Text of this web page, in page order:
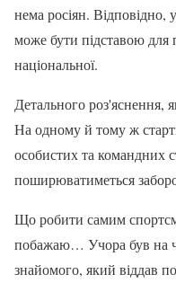
нема росіян. Відповідно,
може бути підставою для
національної.
Детального роз'яснення,
На одному й тому ж
особистих та командних
поширюватиметься
Що робити самим
побажаю… Учора був на
знайомого, який віддав